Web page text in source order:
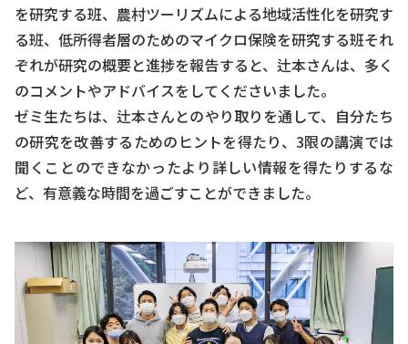
を研究する班、農村ツーリズムによる地域活性化を研究す
る班、低所得者層のためのマイクロ保険を研究する班それ
ぞれが研究の概要と進捗を報告すると、辻本さんは、多く
のコメントやアドバイスをしてくださいました。
ゼミ生たちは、辻本さんとのやり取りを通して、自分たち
の研究を改善するためのヒントを得たり、3限の講演では
聞くことのできなかったより詳しい情報を得たりするな
ど、有意義な時間を過ごすことができました。